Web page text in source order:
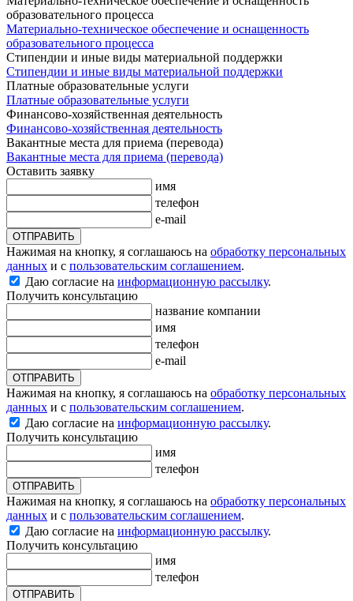
образовательного процесса
Материально-техническое обеспечение и оснащенность
образовательного процесса
Стипендии и иные виды материальной поддержки
Стипендии и иные виды материальной поддержки
Платные образовательные услуги
Платные образовательные услуги
Финансово-хозяйственная деятельность
Финансово-хозяйственная деятельность
Вакантные места для приема (перевода)
Вакантные места для приема (перевода)
Оставить заявку
имя
телефон
e-mail
ОТПРАВИТЬ
Нажимая на кнопку, я соглашаюсь на обработку персональных
данных и с пользовательским соглашением.
Даю согласие на информационную рассылку.
Получить консультацию
название компании
имя
телефон
e-mail
ОТПРАВИТЬ
Нажимая на кнопку, я соглашаюсь на обработку персональных
данных и с пользовательским соглашением.
Даю согласие на информационную рассылку.
Получить консультацию
имя
телефон
ОТПРАВИТЬ
Нажимая на кнопку, я соглашаюсь на обработку персональных
данных и с пользовательским соглашением.
Даю согласие на информационную рассылку.
Получить консультацию
имя
телефон
ОТПРАВИТЬ